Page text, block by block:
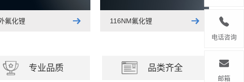
氟化锂 116NM氟化锂
专业品质 品类齐全
电话咨询
邮箱